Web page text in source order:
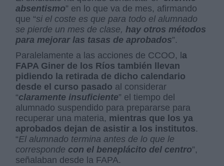
absentismo” en lo que va de mes, afirmando
que “si el coste es que para todo el alumnado
se pierde un mes de clase,hay otros métodos
para mejorar las tasas de aprobados”.
Paralelamente a las acciones de CCOO, l a
FAPA Giner de los Ríos también llevan
pidiendo la retirada de dicho calendario
desde el curso pasado al considerar
“claramente insuficiente” el tiempo del
alumnado suspendido para prepararse para
recuperar una materia, mientras que los ya
aprobados dejan de asistir a los institutos.
“El alumnado termina antes de lo que le
corresponde con el beneplácito del centro”,
señalaban desde la FAPA.